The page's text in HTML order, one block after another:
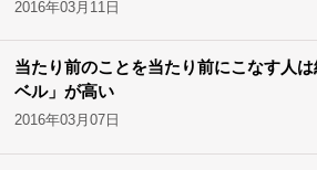
2016年03月11日
当たり前のことを当たり前にこなす人
ベル」が高い
2016年03月07日